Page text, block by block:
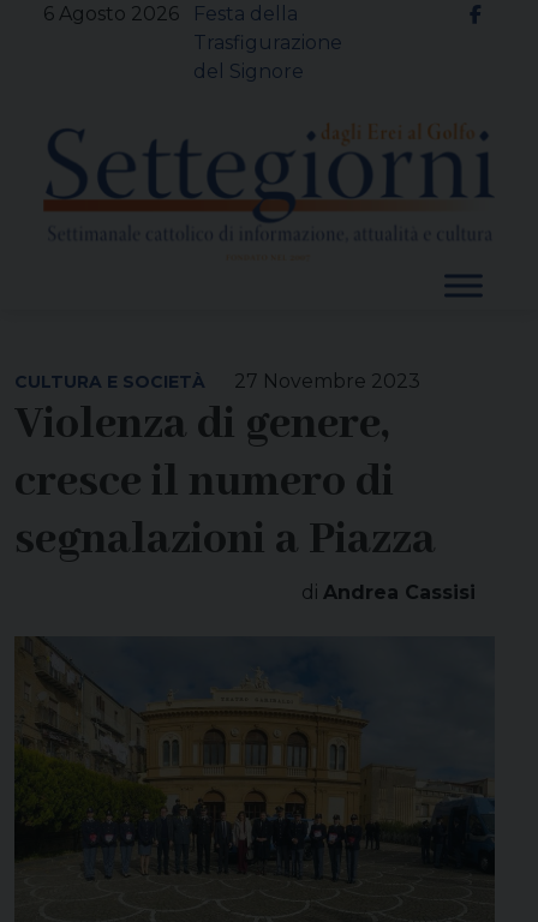
6 Agosto 2026
Festa della
Trasfigurazione
del Signore
27 Novembre 2023
CULTURA E SOCIETÀ
Violenza di genere,
cresce il numero di
segnalazioni a Piazza
di Andrea Cassisi